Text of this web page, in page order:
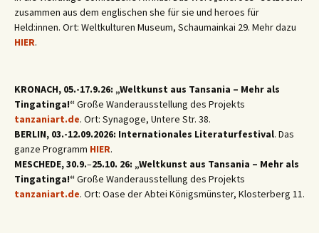
zusammen aus dem englischen she für sie und heroes für
Held:innen. Ort: Weltkulturen Museum, Schaumainkai 29. Mehr dazu
HIER.
KRONACH, 05.-17.9.26: „Weltkunst aus Tansania – Mehr als
Tingatinga!“Große Wanderausstellung des Projekts
tanzaniart.de. Ort: Synagoge, Untere Str. 38.
BERLIN, 03.-12.09.2026: Internationales Literaturfestival. Das
ganze Programm HIER.
MESCHEDE, 30.9.–25.10. 26: „Weltkunst aus Tansania – Mehr als
Tingatinga!“Große Wanderausstellung des Projekts
tanzaniart.de. Ort: Oase der Abtei Königsmünster, Klosterberg 11.